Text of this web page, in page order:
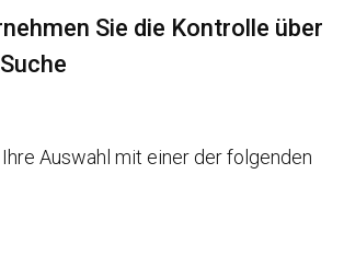
Sie die Kontrolle über
Auswahl mit einer der folgenden